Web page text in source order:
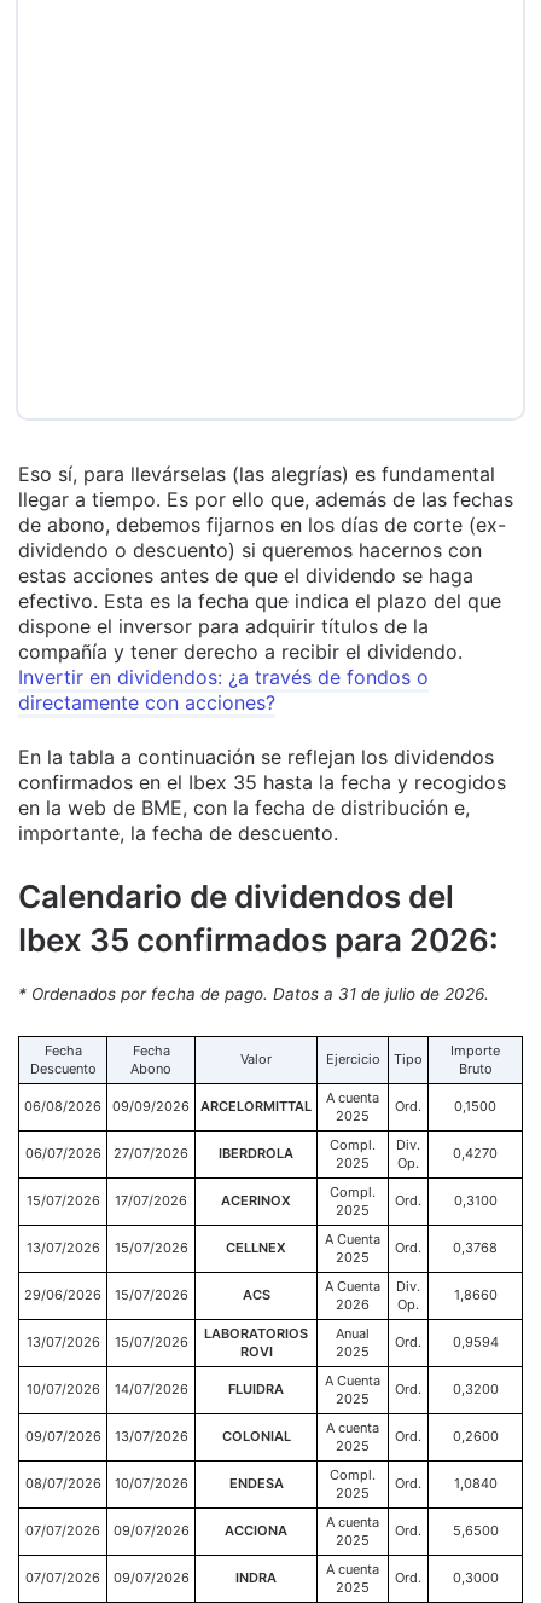
Eso sí, para llevárselas (las alegrías) es fundamental
llegar a tiempo. Es por ello que, además de las fechas
de abono, debemos fijarnos en los días de corte (ex-
dividendo o descuento) si queremos hacernos con
estas acciones antes de que el dividendo se haga
efectivo. Esta es la fecha que indica el plazo del que
dispone el inversor para adquirir títulos de la
compañía y tener derecho a recibir el dividendo.
Invertir en dividendos: ¿a través de fondos o
directamente con acciones?
En la tabla a continuación se reflejan los dividendos
confirmados en el Ibex 35 hasta la fecha y recogidos
en la web de BME, con la fecha de distribución e,
importante, la fecha de descuento.
Calendario de dividendos del
Ibex 35 confirmados para 2026:
* Ordenados por fecha de pago. Datos a 31 de julio de 2026.
Fecha
Descuento
Fecha
Abono
Valor Ejercicio Tipo
Importe
Bruto
06/08/2026 09/09/2026 ARCELORMITTAL
A cuenta
2025
Ord. 0,1500
06/07/2026 27/07/2026 IBERDROLA
Compl.
2025
Div.
Op.
0,4270
15/07/2026 17/07/2026 ACERINOX
Compl.
2025
Ord. 0,3100
13/07/2026 15/07/2026 CELLNEX
A Cuenta
2025
Ord. 0,3768
29/06/2026 15/07/2026 ACS
A Cuenta
2026
Div.
Op.
1,8660
13/07/2026 15/07/2026
LABORATORIOS
ROVI
Anual
2025
Ord. 0,9594
10/07/2026 14/07/2026 FLUIDRA
A Cuenta
2025
Ord. 0,3200
09/07/2026 13/07/2026 COLONIAL
A cuenta
2025
Ord. 0,2600
08/07/2026 10/07/2026 ENDESA
Compl.
2025
Ord. 1,0840
07/07/2026 09/07/2026 ACCIONA
A cuenta
2025
Ord. 5,6500
07/07/2026 09/07/2026 INDRA
A cuenta
2025
Ord. 0,3000